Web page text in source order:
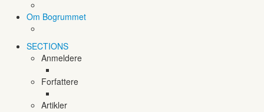
Om Bogrummet
SECTIONS
Anmeldere
Forfattere
Artikler